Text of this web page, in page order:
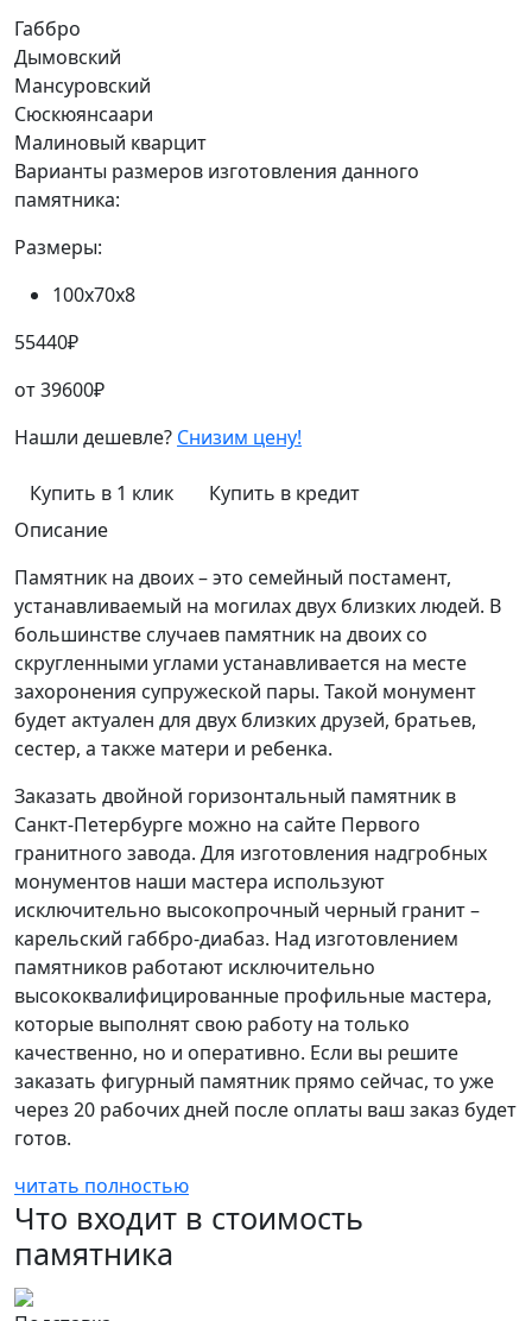
Габбро
Дымовский
Мансуровский
Сюскюянсаари
Малиновый кварцит
Варианты размеров изготовления данного
памятника:
Размеры:
100х70х8
55440₽
от39600₽
Нашли дешевле? Снизим цену!
Купить в 1 клик
Купить в кредит
Описание
Памятник на двоих – это семейный постамент,
устанавливаемый на могилах двух близких людей. В
большинстве случаев памятник на двоих со
скругленными углами устанавливается на месте
захоронения супружеской пары. Такой монумент
будет актуален для двух близких друзей, братьев,
сестер, а также матери и ребенка.
Заказать двойной горизонтальный памятник в
Санкт-Петербурге можно на сайте Первого
гранитного завода. Для изготовления надгробных
монументов наши мастера используют
исключительно высокопрочный черный гранит –
карельский габбро-диабаз. Над изготовлением
памятников работают исключительно
высококвалифицированные профильные мастера,
которые выполнят свою работу на только
качественно, но и оперативно. Если вы решите
заказать фигурный памятник прямо сейчас, то уже
через 20 рабочих дней после оплаты ваш заказ будет
готов.
читать полностью
Что входит в стоимость
памятника